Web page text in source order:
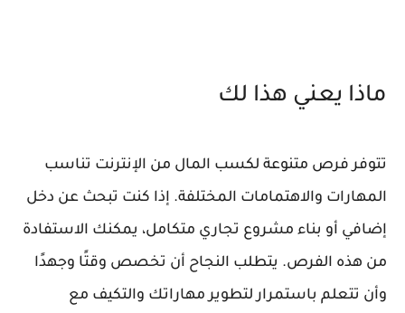
ماذا يعني هذا لك
تتوفر فرص متنوعة لكسب المال من الإنترنت تناسب
المهارات والاهتمامات المختلفة. إذا كنت تبحث عن دخل
إضافي أو بناء مشروع تجاري متكامل، يمكنك الاستفادة
من هذه الفرص. يتطلب النجاح أن تخصص وقتًا وجهدًا
وأن تتعلم باستمرار لتطوير مهاراتك والتكيف مع